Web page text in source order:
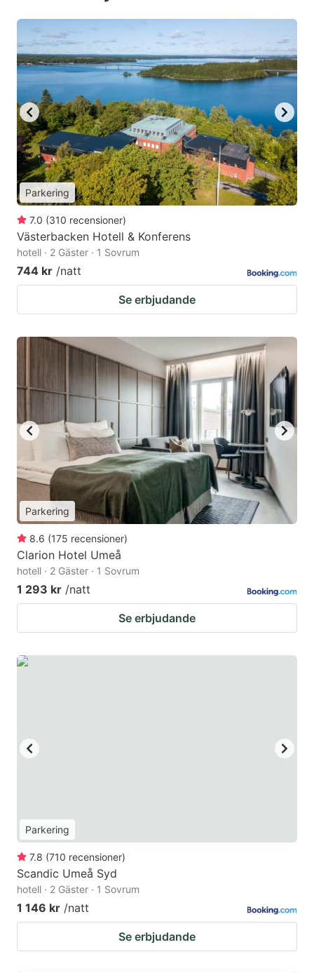
Parkering
7.0 (310 recensioner)
Västerbacken Hotell & Konferens
hotell · 2 Gäster · 1 Sovrum
744 kr /natt
Se erbjudande
Parkering
8.6 (175 recensioner)
Clarion Hotel Umeå
hotell · 2 Gäster · 1 Sovrum
1 293 kr /natt
Se erbjudande
Parkering
7.8 (710 recensioner)
Scandic Umeå Syd
hotell · 2 Gäster · 1 Sovrum
1 146 kr /natt
Se erbjudande